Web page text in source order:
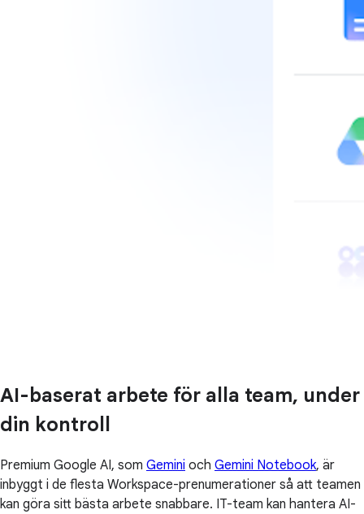
AI-baserat arbete för alla team, under
din kontroll
Premium Google AI, som Gemini och Gemini Notebook, är
inbyggt i de flesta Workspace-prenumerationer så att teamen
kan göra sitt bästa arbete snabbare. IT-team kan hantera AI-